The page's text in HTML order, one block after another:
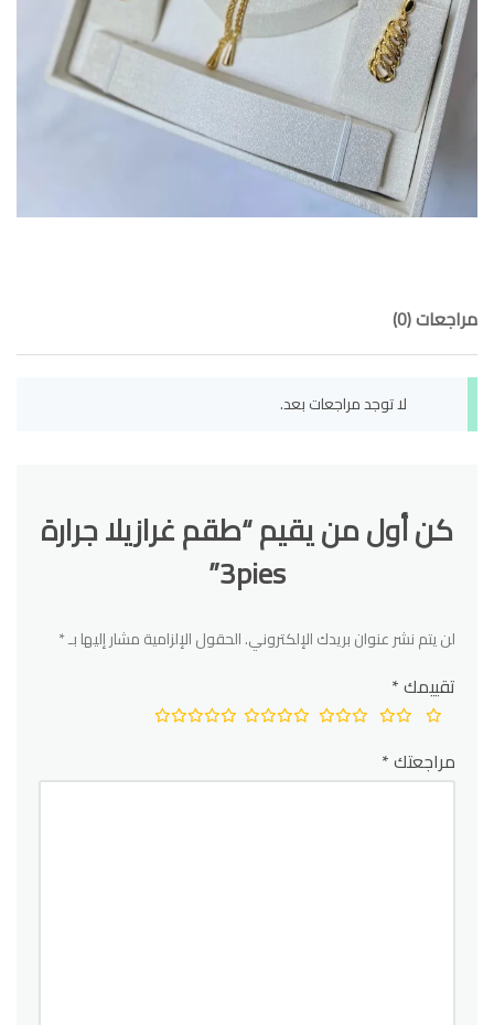
مراجعات (0)
لا توجد مراجعات بعد.
كن أول من يقيم “طقم غرازيلا جرارة
3pies”
لن يتم نشر عنوان بريدك الإلكتروني.الحقول الإلزامية مشار إليها بـ*
تقييمك*
مراجعتك*